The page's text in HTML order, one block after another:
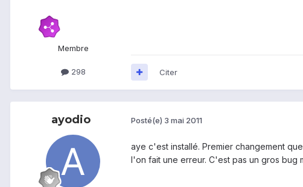
Membre
298 Citer
ayodio Posté(e) 3 mai 2011
aye c'est installé. Premier changement
l'on fait une erreur. C'est pas un gros bug